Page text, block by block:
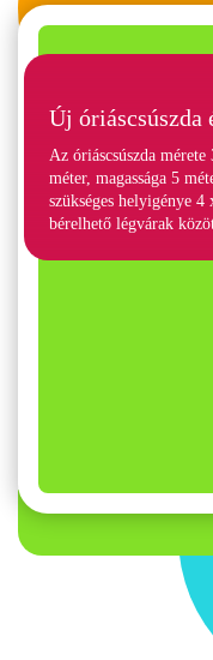
Új óriáscsúszda
Az óriáscsúszda
méter, magassága 5
szükséges helyigénye 4
bérelhető légvárak